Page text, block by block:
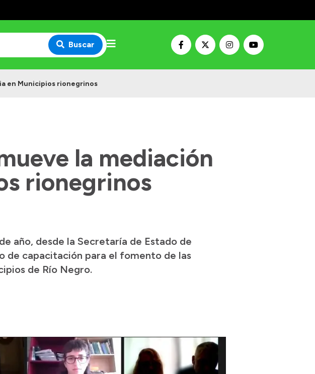
Buscar
en Municipios rionegrinos
la mediación
rionegrinos
año, desde la Secretaría de Estado de
de capacitación para el fomento de las
de Río Negro.